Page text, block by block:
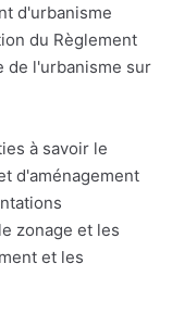
d'urbanisme
du Règlement
de l'urbanisme sur
à savoir le
d'aménagement
zonage et les
et les